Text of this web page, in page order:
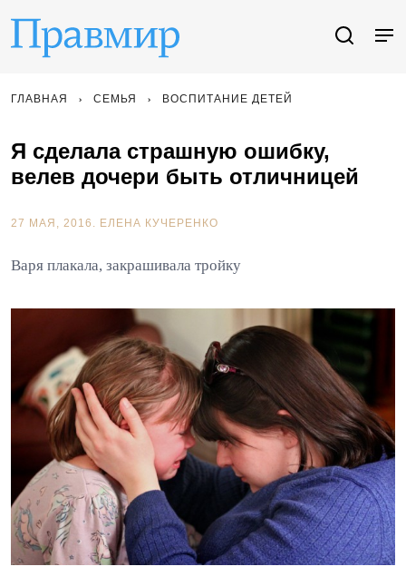
ГЛАВНАЯ СЕМЬЯ ВОСПИТАНИЕ ДЕТЕЙ
Я сделала страшную ошибку,
велев дочери быть отличницей
27 МАЯ, 2016. ЕЛЕНА КУЧЕРЕНКО
Варя плакала, закрашивала тройку